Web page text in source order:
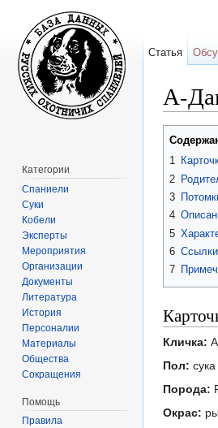
А-
1
2
3
4
5
6 Ссылки
7
Кличка:
Пол: сука
Порода:
Окрас:
Статья
Категории
Спаниели
Суки
Кобели
Эксперты
Мероприятия
Организации
Документы
Литература
История
Персоналии
Материалы
Общества
Сокращения
Помощь
Правила